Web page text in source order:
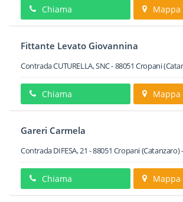
Chiama Mappa
Fittante Levato Giovannina
Contrada CUTURELLA, SNC-88051 Cropani
Chiama Mappa
Gareri Carmela
Contrada DIFESA, 21 -88051 Cropani(Catanzaro)
Chiama Mappa